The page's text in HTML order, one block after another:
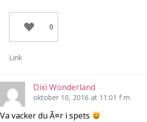
0
Link
Dixi Wonderland
oktober 10, 2016 at 11:01 f m
Va vacker du Ã¤r i spets